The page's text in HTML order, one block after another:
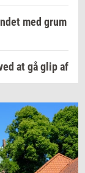
med grum
at gå glip af